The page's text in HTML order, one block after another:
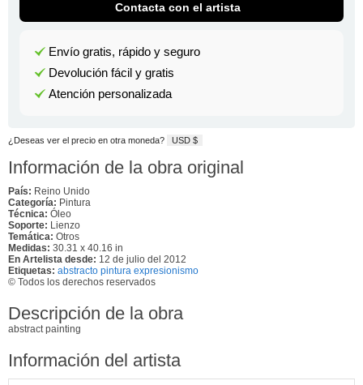
Contacta con el artista
Envío gratis, rápido y seguro
Devolución fácil y gratis
Atención personalizada
¿Deseas ver el precio en otra moneda? USD $
Información de la obra original
País: Reino Unido
Categoría: Pintura
Técnica: Óleo
Soporte: Lienzo
Temática: Otros
Medidas: 30.31 x 40.16 in
En Artelista desde: 12 de julio del 2012
Etiquetas: abstracto pintura expresionismo
© Todos los derechos reservados
Descripción de la obra
abstract painting
Información del artista